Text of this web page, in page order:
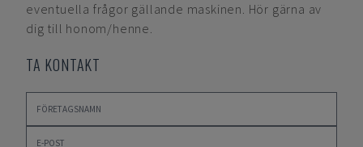
eventuella frågor gällande maskinen. Hör gärna av
dig till honom/henne.
TA KONTAKT